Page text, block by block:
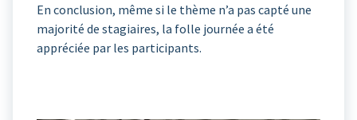
En conclusion, même si le thème n’a pas capté une
majorité de stagiaires, la folle journée a été
appréciée par les participants.